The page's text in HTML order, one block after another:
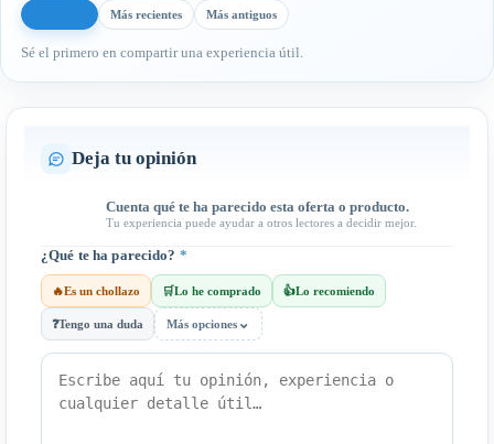
Más recientes Más antiguos
Sé el primero en compartir una experiencia útil.
Deja tu opinión
Cuenta qué te ha parecido esta oferta o producto.
Tu experiencia puede ayudar a otros lectores a decidir mejor.
¿Qué te ha parecido? *
🔥Es un chollazo 🛒Lo he comprado 👍Lo recomiendo
❓Tengo una duda Más opciones ⌄